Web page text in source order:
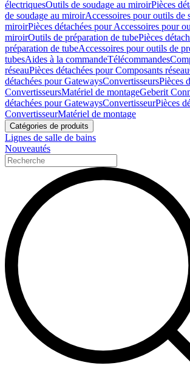
électriquesOutils de soudage au miroirPièces
de soudage au miroirAccessoires pour outils de
miroirPièces détachées pour Accessoires pour
miroirOutils de préparation de tubePièces
préparation de tubeAccessoires pour outils de
tubesAides à la commandeTélécommandes
réseauPièces détachées pour Composants réseau
détachées pour GatewaysConvertisseursPièces
ConvertisseursMatériel de montageGeberit
détachées pour GatewaysConvertisseurPièces
ConvertisseurMatériel de montage
Catégories de produits
Lignes de salle de bains
Nouveautés